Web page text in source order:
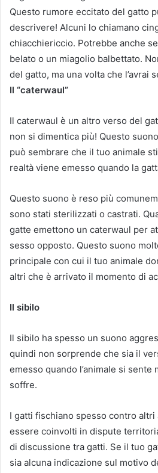
Questo rumore eccitato del gatto
descrivere! Alcuni lo chiamano
chiacchiericcio. Potrebbe anche
belato o un miagolio balbettato.
del gatto, ma una volta che l’avrai
Il “caterwaul”
Il caterwaul è un altro verso del
non si dimentica più! Questo
può sembrare che il tuo animale
realtà viene emesso quando la
Questo suono è reso più
sono stati sterilizzati o castrati.
gatte emettono un caterwaul per
sesso opposto. Questo suono
principale con cui il tuo animale
altri che è arrivato il momento di
Il sibilo
Il sibilo ha spesso un suono
quindi non sorprende che sia il
emesso quando l’animale si sente
soffre.
I gatti fischiano spesso contro
essere coinvolti in dispute
di discussione tra gatti. Se il tuo
sia alcuna indicazione sul motivo